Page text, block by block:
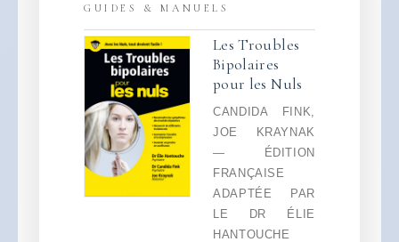
GUIDES & MANUELS
Les Troubles
Bipolaires
pour les Nuls
CANDIDA FINK,
JOE KRAYNAK
— ÉDITION
FRANÇAISE
ADAPTÉE PAR
LE DR ÉLIE
HANTOUCHE